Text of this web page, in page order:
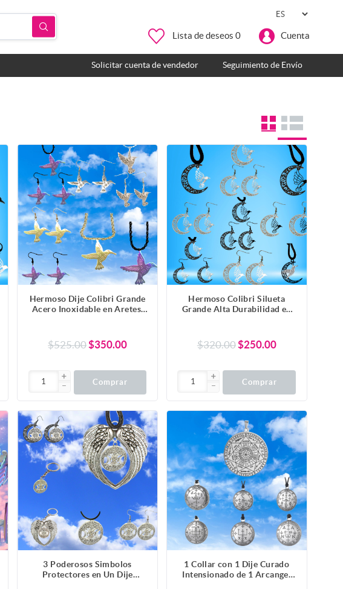
Lista de deseos 0 Cuenta
Solicitar cuenta de vendedor Seguimiento de Envío
Hermoso Dije Colibri Grande
Acero Inoxidable en Aretes,
Escoger X1col-Lopi
$525.00 $350.00
Comprar
Hermoso Colibri Silueta
Grande Alta Durabilidad en
Juego (Aretes+Collar)+9
Combinaciones y Modelos
$320.00 $250.00
Comprar
3 Poderosos Simbolos
Protectores en Un Dije
1 Collar con 1 Dije Curado
Intensionado de 1 Arcangel